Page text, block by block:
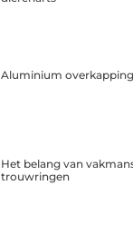
Aluminium
Het belang van
trouwringen